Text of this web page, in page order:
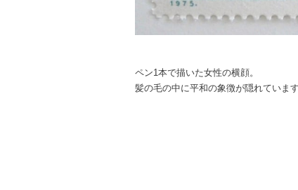
ペン1本で描いた女性の横顔。
髪の毛の中に平和の象徴が隠れています